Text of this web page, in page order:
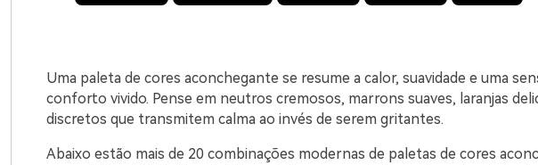
Uma paleta de cores aconchegante se resume a calor, suavidade e uma
conforto vivido. Pense em neutros cremosos, marrons suaves, laranjas
discretos que transmitem calma ao invés de serem gritantes.
Abaixo estão mais de 20 combinações modernas de paletas de cores